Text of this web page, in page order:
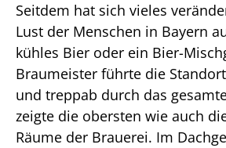
Seitdem hat sich vieles
Lust der Menschen in Bayern
kühles Bier oder ein Bier-
Braumeister führte die
und treppab durch das
zeigte die obersten wie auch
Räume der Brauerei. Im